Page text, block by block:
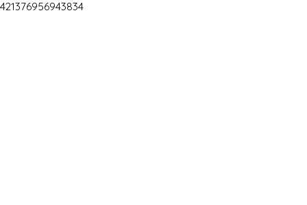
421376956943834